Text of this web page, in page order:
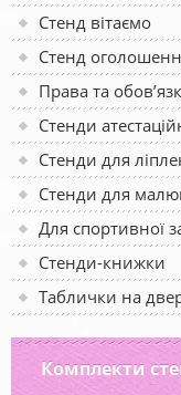
Стенд вітаємо
Стенд
Права та
Стенди
Стенди для
Стенди для
Для спортивної
Стенди-книжки
Таблички на
Комплекти